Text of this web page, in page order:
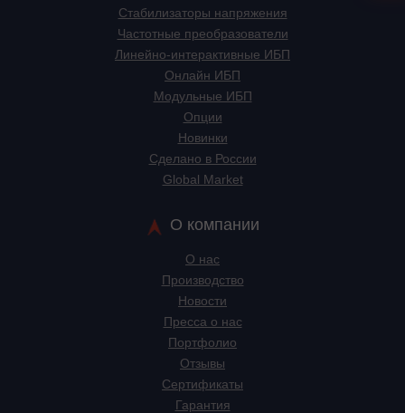
Стабилизаторы напряжения
Частотные преобразователи
Линейно-интерактивные ИБП
Онлайн ИБП
Модульные ИБП
Опции
Новинки
Сделано в России
Global Market
О компании
О нас
Производство
Новости
Пресса о нас
Портфолио
Отзывы
Сертификаты
Гарантия